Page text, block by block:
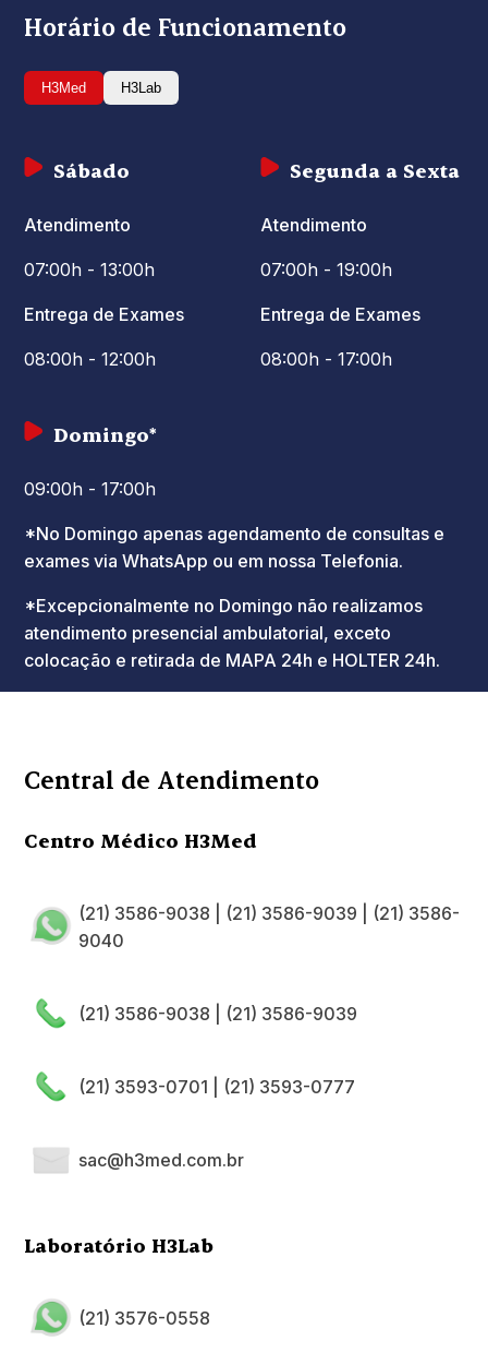
Horário de Funcionamento
H3Med H3Lab
Segunda a Sexta
Atendimento
07:00h - 19:00h
Entrega de Exames
08:00h - 17:00h
Sábado
Atendimento
07:00h - 13:00h
Entrega de Exames
08:00h - 12:00h
Domingo*
09:00h - 17:00h
*No Domingo apenas agendamento de consultas e
exames via WhatsApp ou em nossa Telefonia.
*Excepcionalmente no Domingo não realizamos
atendimento presencial ambulatorial, exceto
colocação e retirada de MAPA 24h e HOLTER 24h.
Central de Atendimento
Centro Médico H3Med
(21) 3586-9038 (21) 3586-9039
(21) 3586-
9040
(21) 3586-9038 (21) 3586-9039
(21) 3593-0701 (21) 3593-0777
sac@h3med.com.br
Laboratório H3Lab
(21) 3576-0558